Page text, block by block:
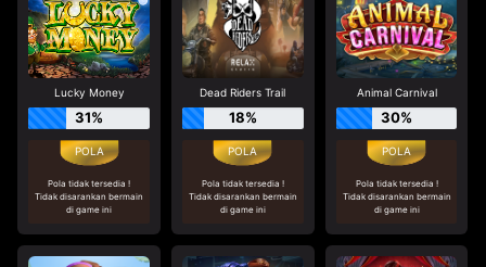
Lucky Money
31%
Pola tidak tersedia !
Tidak disarankan bermain
di game ini
Dead Riders Trail
18%
Pola tidak tersedia !
Tidak disarankan bermain
di game ini
Animal Carnival
30%
Pola tidak tersedia !
Tidak disarankan bermain
di game ini